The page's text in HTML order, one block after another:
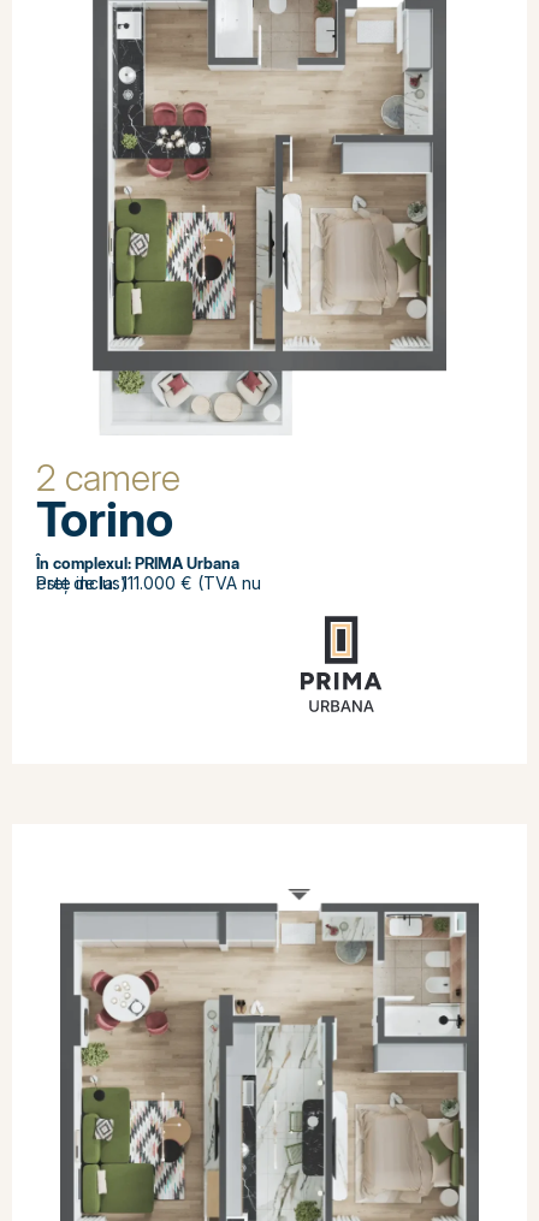
2 camere
Torino
În complexul:PRIMA Urbana
Preț de la: 111.000 € (TVA nu este inclus)